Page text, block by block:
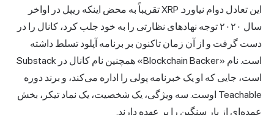
این تعادل دوام نیاورد. XRP تقریباً به محض اینکه ریپل در اواخر
سال ۲۰۲۰ توجه نهادهای نظارتی را به خود جلب کرد، کانال را در
دست گرفت و از آن زمان تاکنون بر برنامه آپلود تسلط داشته
است. نام «Blockchain Backer» همچنین نام کانال در Substack
است، جایی که او یک خبرنامه پولی را اداره می‌کند، و برند دوره
Teachable اوست. سه ویژگی، یک شخصیت، یک نماد تیکر، بخش
عمده‌ای از بار سنگین را بر عهده دارند.